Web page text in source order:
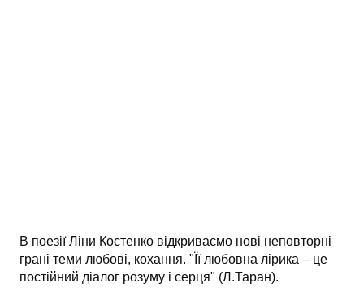
В поезії Ліни Костенко відкриваємо нові неповторні
грані теми любові, кохання. "Її любовна лірика – це
постійний діалог розуму і серця" (Л.Таран).